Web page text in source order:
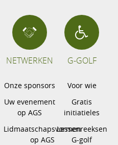
NETWERKEN
Onze sponsors
Uw evenement
op AGS
Lidmaatschapsvormen
op AGS
G-GOLF
Voor wie
Gratis
initiatieles
Lessenreeksen
G-golf